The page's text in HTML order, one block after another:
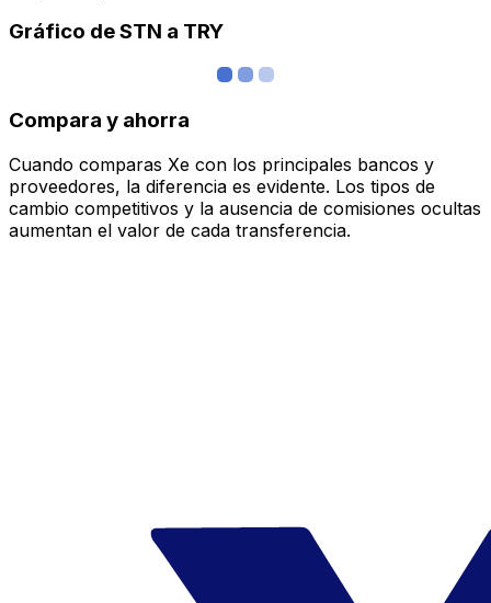
Gráfico de STN a TRY
Compara y ahorra
Cuando comparas Xe con los principales bancos y
proveedores, la diferencia es evidente. Los tipos de
cambio competitivos y la ausencia de comisiones ocultas
aumentan el valor de cada transferencia.